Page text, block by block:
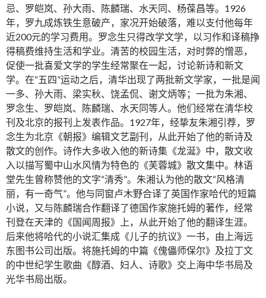
忌、罗皑岚、孙大雨、陈麟瑞、水天同、杨葆昌等。1926
年，罗九成炼铁生意破产，家况开始破落，难以支付他每年
近200元的学习费用。罗念生只得改学文学，以习作和译稿挣
得稿费维持生活和学业。清苦的校园生活，对时弊的憎恶，
促使一批喜爱文学的学生经常聚在一起，讨论新诗和新文
学。在“五四”运动之后，清华出现了两批新文学家，一批是闻
一多、孙大雨、梁实秋、饶孟侃、谢文炳等；一批为朱湘、
罗念生、罗皑岚、陈麟瑞、水天同等人。他们经常在清华校
刊及北京的报刊上发表作品。1927年，经挚友朱湘引荐，罗
念生为北京《朝报》编辑文艺副刊，从此开始了他的新诗及
散文的创作。诗作大多收入他的新诗集《龙涎》中，散文收
入以描写蜀中山水风情为特色的《芙蓉城》散文集中。林语
堂先生曾称赞他的文字“清秀”。朱湘认为他的散文“风格清
丽，有一奇气”。他与同窗卢木野合译了英国作家哈代的短篇
小说，又与陈麟瑞合作翻译了德国作家施托姆的著作，经常
刊登在天津的《国闻周报》上，从此开始了他的翻译生涯。
后来他将哈代的小说汇集成《儿子的抗议》一书，由上海远
东图书公司出版。将施托姆的中篇《傀儡师保尔》及拉丁文
的中世纪学生歌曲《醇酒、妇人、诗歌》交上海中华书局及
光华书局出版。